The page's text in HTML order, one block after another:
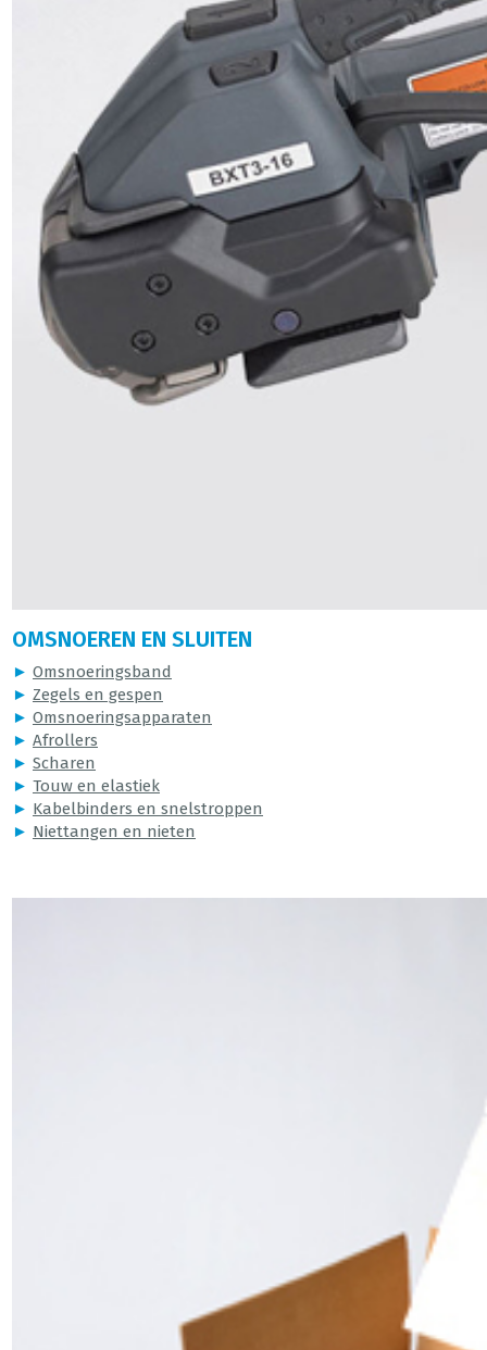
OMSNOEREN EN SLUITEN
► Omsnoeringsband
► Zegels en gespen
► Omsnoeringsapparaten
► Afrollers
► Scharen
► Touw en elastiek
► Kabelbinders en snelstroppen
► Niettangen en nieten